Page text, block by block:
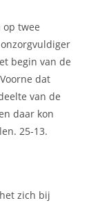
op twee
begin van de
dat
van de
daar kon
25-13.
zich bij